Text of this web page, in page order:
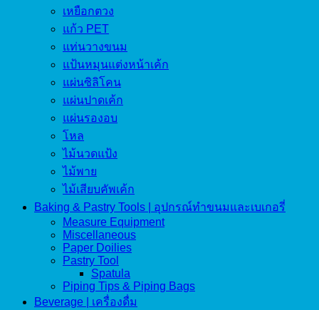
เหยือกตวง
แก้ว PET
แท่นวางขนม
แป้นหมุนแต่งหน้าเค้ก
แผ่นซิลิโคน
แผ่นปาดเค้ก
แผ่นรองอบ
โหล
ไม้นวดแป้ง
ไม้พาย
ไม้เสียบคัพเค้ก
Baking & Pastry Tools | อุปกรณ์ทำขนมและเบเกอรี่
Measure Equipment
Miscellaneous
Paper Doilies
Pastry Tool
Spatula
Piping Tips & Piping Bags
Beverage | เครื่องดื่ม